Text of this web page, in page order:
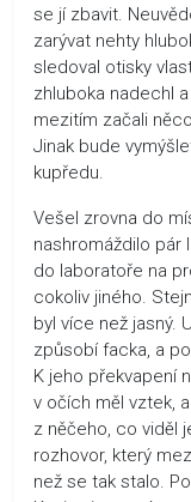
se jí zbavit.
zarývat nehty
sledoval otisky
zhluboka nadechl
mezitím začali
Jinak bude
kupředu.
Vešel zrovna do
nashromáždilo pár
do laboratoře na
cokoliv jiného.
byl více než jasný.
způsobí facka, a
K jeho překvapení
v očích měl vztek,
z něčeho, co viděl
rozhovor, který
než se tak stalo.